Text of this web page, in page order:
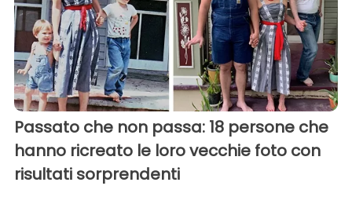
Passato che non passa: 18 persone che
hanno ricreato le loro vecchie foto con
risultati sorprendenti